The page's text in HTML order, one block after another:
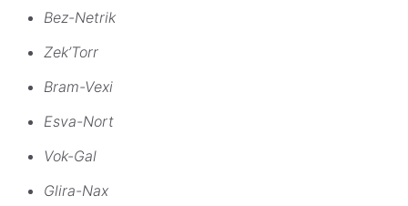
Bez-Netrik
Zek’Torr
Bram-Vexi
Esva-Nort
Vok-Gal
Glira-Nax